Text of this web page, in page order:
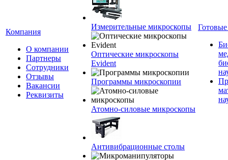
Компания
О компании
Партнеры
Сотрудники
Отзывы
Вакансии
Реквизиты
Измерительные микроскопы
Оптические микроскопы
Evident
Программы микроскопии
Атомно-силовые микроскопы
Антивибрационные столы